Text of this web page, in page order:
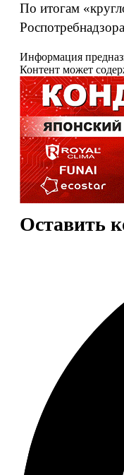
По итогам
Информация
Контент может
Оставить